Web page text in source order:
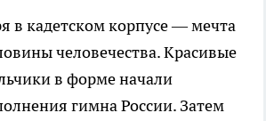
в кадетском корпусе — мечта
человечества. Красивые
в форме начали
гимна России. Затем